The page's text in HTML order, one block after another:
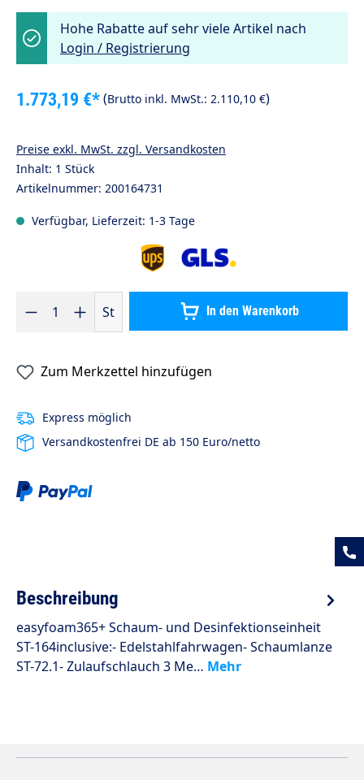
Hohe Rabatte auf sehr viele Artikel nach
Login / Registrierung
1.773,19 €*(Brutto inkl. MwSt.: 2.110,10 €)
Preise exkl. MwSt. zzgl. Versandkosten
Inhalt: 1 Stück
Artikelnummer: 200164731
Verfügbar, Lieferzeit: 1-3 Tage
Produkt Anzahl: Gib den gewünschten Wert ein oder benutze
St In den Warenkorb
Zum Merkzettel hinzufügen
Express möglich
Versandkostenfrei DE ab 150 Euro/netto
Beschreibung
easyfoam365+ Schaum- und Desinfektionseinheit
ST-164inclusive:- Edelstahlfahrwagen- Schaumlanze
ST-72.1- Zulaufschlauch 3 Me… Mehr